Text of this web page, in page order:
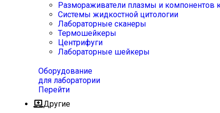
Размораживатели плазмы и компонентов
Системы жидкостной цитологии
Лабораторные сканеры
Термошейкеры
Центрифуги
Лабораторные шейкеры
Оборудование
для лаборатории
Перейти
Другие